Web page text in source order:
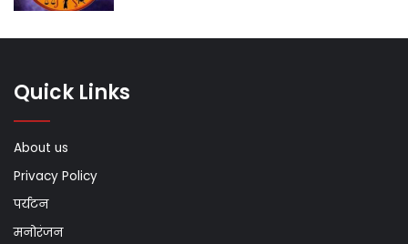
Quick Links
About us
Privacy Policy
पर्यटन
मनोरंजन